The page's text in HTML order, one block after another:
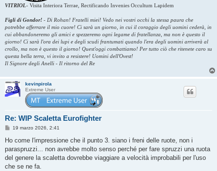
VITRIOL- Visita Interiora Terrae, Rectificando Invenies Occultum Lapidem
Figli di Gondor! - Di Rohan! Fratelli miei! Vedo nei vostri occhi la stessa paura che
potrebbe afferrare il mio cuore! Ci sarà un giorno, in cui il coraggio degli uomini cederà, in
cui abbandoneremo gli amici e spezzeremo ogni legame di fratellanza, ma non è questo il
giorno! Ci sarà l'ora dei lupi e degli scudi frantumati quando l'era degli uomini arriverà al
crollo, ma non è questo il giorno! Quest'oggi combattiamo! Per tutto ciò che ritenete caro su
questa bella terra, vi invito a resistere! Uomini dell'Ovest!
Il Signore degli Anelli - Il ritorno del Re
kevinpirola
Extreme User
Re: WIP Scaletta Eurofighter
M
s
a
g
i
19 marzo 2026, 2:41
Ho come l'impressione che il punto 3. siano i freni delle ruote, non i
paraspruzzi... non avrebbe molto senso perché per fare spruzzi una ruota
del genere la scaletta dovrebbe viaggiare a velocità improbabili per l'uso
che se ne fa.